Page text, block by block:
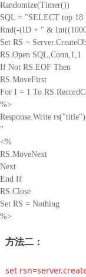
Randomize(Timer())
SQL = "SELECT top 18
Rnd(-(ID + " &
Set RS =
RS.Open SQL,Conn,1,1
If Not RS.EOF Then
RS.MoveFirst
For I = 1 To
%>
Response.Write
"
<%
RS.MoveNext
Next
End If
RS.Close
Set RS = Nothing
%>
方法二：
set